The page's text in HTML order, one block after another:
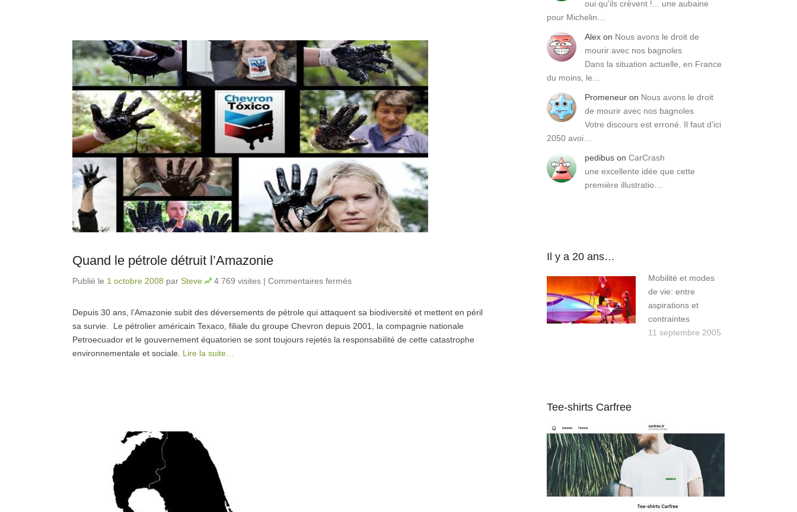
Quand le pétrole détruit l’Amazonie
Publié le 1 octobre 2008 par Steve 4 769 visites | Commentaires fermés
Depuis 30 ans, l’Amazonie subit des déversements de pétrole qui attaquent sa biodiversité et mettent en péril
sa survie. Le pétrolier américain Texaco, filiale du groupe Chevron depuis 2001, la compagnie nationale
Petroecuador et le gouvernement équatorien se sont toujours rejetés la responsabilité de cette catastrophe
environnementale et sociale. Lire la suite…
oui qu'ils crèvent !... une aubaine
pour Michelin…
Alex on Nous avons le droit de
mourir avec nos bagnoles
Dans la situation actuelle, en France
du moins, le…
Promeneur on Nous avons le droit
de mourir avec nos bagnoles
Votre discours est erroné. Il faut d'ici
2050 avoi…
pedibus on CarCrash
une excellente idée que cette
première illustratio…
Il y a 20 ans…
Mobilité et modes
de vie: entre
aspirations et
contraintes
11 septembre 2005
Tee-shirts Carfree